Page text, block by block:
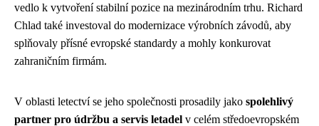
vedlo k vytvoření stabilní pozice na mezinárodním trhu. Richard
Chlad také investoval do modernizace výrobních závodů, aby
splňovaly přísné evropské standardy a mohly konkurovat
zahraničním firmám.
V oblasti letectví se jeho společnosti prosadily jako spolehlivý
partner pro údržbu a servis letadel v celém středoevropském